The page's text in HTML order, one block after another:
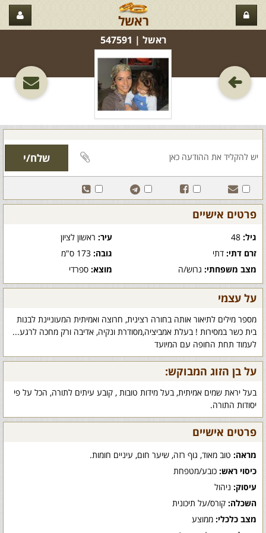
ראשל
ראשל‏ | 547591
פרטים אישיים
גיל: עיר:ראשון לציון
זרם דתי: דתי גובה:173 ס"מ
מצב משפחתי: גרוש/ה מוצא:ספרדי
על עצמי
מספר מילים לתיאור אותה בחורה רצינית, חרוצה ואמיתית המעוניינת לבנות
בית כשר במסירות ! בעלת אמביציה,מסודרת ונקיה, אדיבה ורק מחכה לרגע...
לעמוד תחת החופה עם המיועד
על בן הזוג המבוקש:
בעל יראת שמים אמיתית, בעל מידות טובות , קובע עיתים לתורה, הכל על פי
יסודות התורה.
פרטים אישיים
מראה: טוב מאוד, גוף רזה, שיער חום, עיניים חומות.
כיסוי ראש: כובע/מטפחת
עיסוק: ניהול
השכלה: קורס/על תיכונית
מצב כלכלי: ממוצע